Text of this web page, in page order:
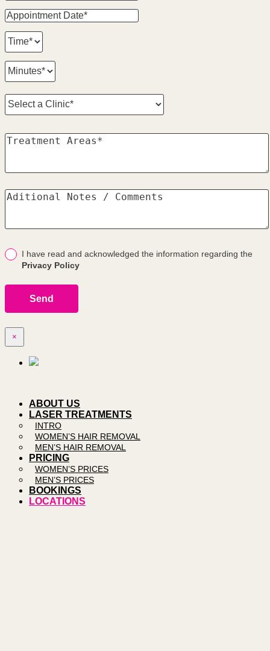
I have read and acknowledged the information regarding the
Privacy Policy
×
ABOUT US
LASER TREATMENTS
INTRO
WOMEN’S HAIR REMOVAL
MEN’S HAIR REMOVAL
PRICING
WOMEN’S PRICES
MEN’S PRICES
BOOKINGS
LOCATIONS